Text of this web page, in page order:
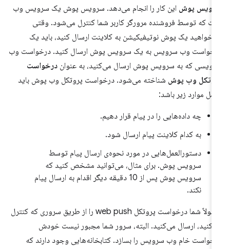
پوشاین کار را انجام می‌دهد. سرویس پوش یک سرویس وب
که توسط فروشنده مرورگر کاربر شما کنترل می‌شود. وقتی
یک پوش نوتیفیکیشن به کلاینت ارسال کنید، باید یک
وب سرویس به یک سرویس پوش ارسال کنید. درخواست وب
که به سرویس پوش ارسال می‌کنید، به عنواندرخواست
وب پوششناخته می‌شود. درخواست پروتکل وب پوش باید
موارد زیر باشد:
چه داده‌هایی را در پیام قرار دهیم.
به کدام کلاینت پیام ارسال شود.
دستورالعمل‌هایی در مورد نحوه‌ی ارسال پیام توسط
سرویس پوش. برای مثال، می‌توانید مشخص کنید که
سرویس پوش پس از 10 دقیقه دیگر اقدام به ارسال پیام
نکند.
معمولاً شما درخواست پروتکل web push را از طریق سروری که کنترل
ارسال می‌کنید. البته، سرور شما مجبور نیست خودش
خام وب سرویس را بسازد. کتابخانه‌هایی وجود دارند که